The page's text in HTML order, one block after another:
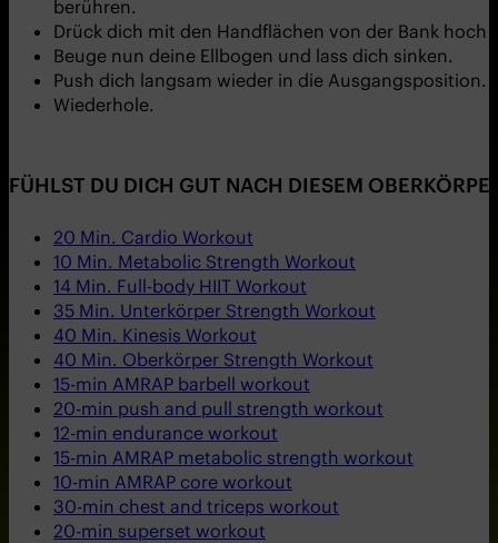
berühren.
Drück dich mit den Handflächen von der Bank
Beuge nun deine Ellbogen und lass dich sinken.
Push dich langsam wieder in die Ausgangsposition.
Wiederhole.
FÜHLST DU DICH GUT NACH DIESEM
20 Min. Cardio Workout
10 Min. Metabolic Strength Workout
14 Min. Full-body HIIT Workout
35 Min. Unterkörper Strength Workout
40 Min. Kinesis Workout
40 Min. Oberkörper Strength Workout
15-min AMRAP barbell workout
20-min push and pull strength workout
12-min endurance workout
15-min AMRAP metabolic strength workout
10-min AMRAP core workout
30-min chest and triceps workout
20-min superset workout